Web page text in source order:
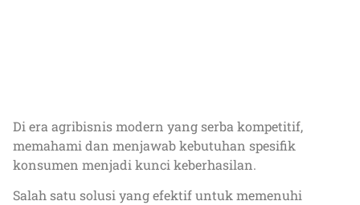
Di era agribisnis modern yang serba kompetitif,
memahami dan menjawab kebutuhan spesifik
konsumen menjadi kunci keberhasilan.
Salah satu solusi yang efektif untuk memenuhi